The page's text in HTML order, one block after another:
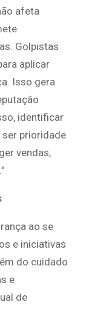
afeta
Golpistas
aplicar
Isso gera
identificar
ser prioridade
vendas,
ao se
e iniciativas
do cuidado
e
de